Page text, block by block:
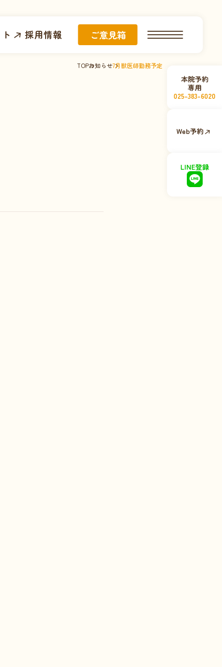
採用情報 ご意見箱
本院予約
専用
025-383-6020
Web予約
LINE登録
TOPお知らせ7月獣医師勤務予定